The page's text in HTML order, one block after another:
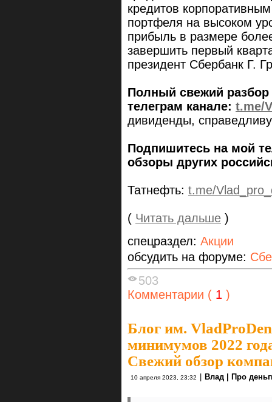
кредитов
портфеля на высоком
прибыль в размере
завершить первый
президент Сбербанк Г.
Полный свежий
телеграм канале: t.me/
дивиденды,
Подпишитесь на мой
обзоры других
Татнефть: t.me/
( Читать дальше )
спецраздел: Акции
обсудить на форуме:
503
Комментарии ( 1 )
Блог им.
минимумов 2022
Свежий обзор
10 апреля 2023, 23:32 | Влад | Про